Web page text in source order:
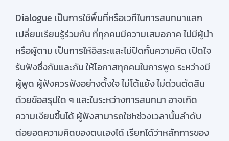
Dialogue เป็นการใช้พื้นที่หรือเวทีในการสนทนาแลก
เปลี่ยนเรียนรู้ร่วมกัน ที่ทุกคนมีความเสมอภาค ไม่มีผู้นํา
หรือผู้ตาม เป็นการให้อิสระและไม่ปิดกั้นความคิด เปิดใจ
รับฟังซึ่งกันและกัน ให้โอกาสทุกคนในการพูด ระหว่างมี
ผู้พูด ผู้ฟังควรฟังอย่างตั้งใจ ไม่โต้แย้ง ไม่ด่วนตัดสิน
ด้วยข้อสรุปใด ๆ และในระหว่างการสนทนา อาจเกิด
ความเงียบขึ้นได้ ผู้ฟังสามารถใชhช่วงเวลานั้นลำดับ
ต่อยอดความคิดของตนเองได้ เรียกได้ว่าหลักการของ